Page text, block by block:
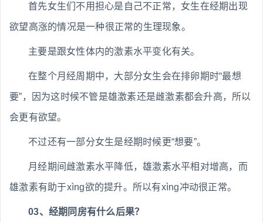
首先女生们不用担心是自己不正常，女生在经期出现
欲望高涨的情况是一种很正常的生理现象。
主要是跟女性体内的激素水平变化有关。
在整个月经周期中，大部分女生会在排卵期时“最想
要”，因为这时候不管是雄激素还是雌激素都会升高，所以
会更有欲望。
不过还有一部分女生是经期时候更“想要”。
月经期间雌激素水平降低，雄激素水平相对增高，而
雄激素有助于xìng欲的提升。所以有xìng冲动很正常。
03、经期同房有什么后果？